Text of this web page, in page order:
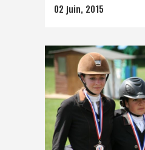
02 juin, 2015